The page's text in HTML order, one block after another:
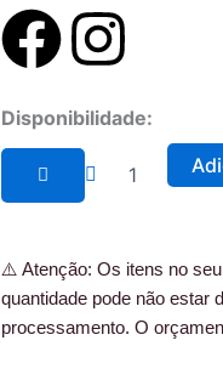
F
a
c
e
b
o
I
n
a
g
Disponibilidade:
Toalha
Dourada
⚠️ Atenção: Os itens no
quantidade pode não estar
processamento. O